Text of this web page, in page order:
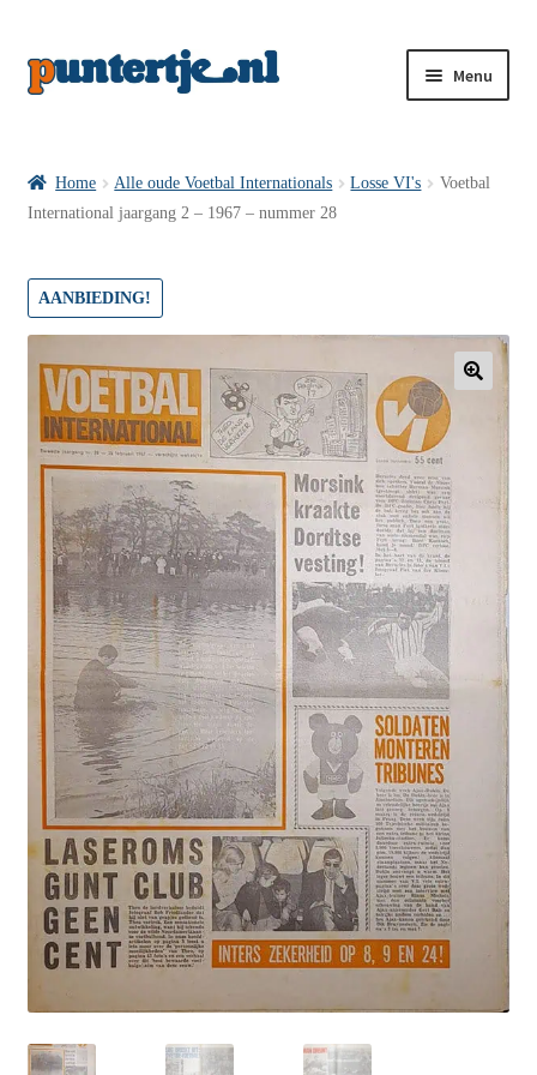
Menu
VI’s met Posters
Wie is puntertje
Puntertjes
Contact
Home Alle oude Voetbal Internationals Losse VI's
Voetbal
International jaargang 2 – 1967 – nummer 28
AANBIEDING!